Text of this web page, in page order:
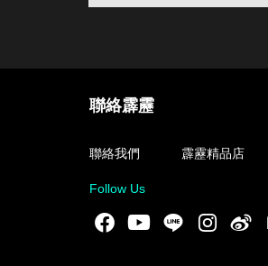
聯絡霹靂
聯絡我們 霹靂精品店
Follow Us
Facebook
YoutubeLINE